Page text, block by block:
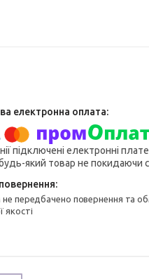
підключені електронні
який товар не покидаючи
якості